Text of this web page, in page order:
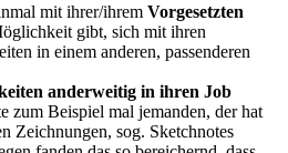
mit ihrer/ihrem Vorgesetzten
gibt, sich mit ihren
in einem anderen, passenderen
anderweitig in ihren Job
zum Beispiel mal jemanden, der hat
Zeichnungen, sog. Sketchnotes